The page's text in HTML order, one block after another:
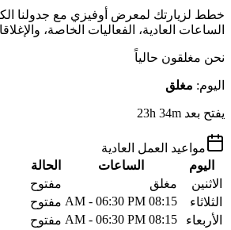
خطط لزيارتك لمعرض أوفيزي مع جدولنا
الساعات العادية، الفعاليات الخاصة،
نحن مغلقون حالياً
اليوم: مغلق
يفتح بعد 23h 34m
مواعيد العمل العادية
اليوم
الساعات
الحالة
الاثنين
مغلق
مفتوح
الثلاثاء
08:15 AM - 06:30 PM
مفتوح
الأربعاء
08:15 AM - 06:30 PM
مفتوح